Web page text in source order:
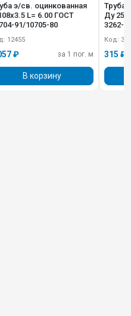
э/св. оцинкованная
L= 6.00 ГОСТ
91/10705-80
12455
₽ за 1 пог. м
В корзину
Труба
Ду
3262-
Код:
315 ₽